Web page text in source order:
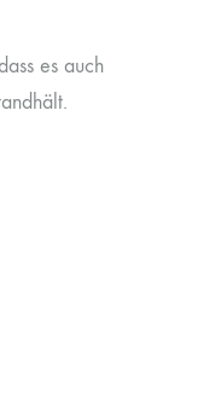
es auch